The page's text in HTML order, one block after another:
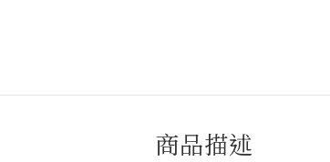
商品描述